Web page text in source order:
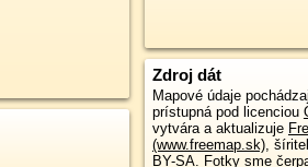
Zdroj dát
Mapové údaje
prístupná pod licenciou
vytvára a aktualizuje
(www.freemap.sk),
BY-SA. Fotky sme